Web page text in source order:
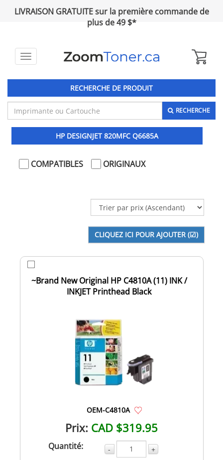
LIVRAISON GRATUITE sur la première commande de
plus de 49 $*
Toggle
RECHERCHE DE PRODUIT
RECHERCHE
HP DESIGNJET 820MFC Q6685A
COMPATIBLES ORIGINAUX
~Brand New Original HP C4810A (11) INK /
INKJET Printhead Black
OEM-C4810A
Prix: CAD $319.95
Quantité: - +